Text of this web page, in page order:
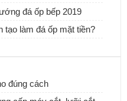
đá ốp bếp 2019
tạo làm đá ốp mặt tiền?
đúng cách